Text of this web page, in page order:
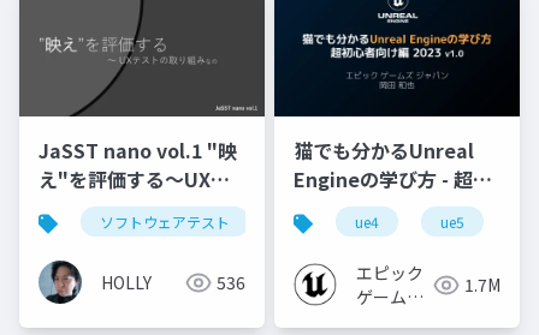
JaSST nano vol.1 "映
え"を評価する～UXテ
ストの取り組みなの
ソフトウェアテスト テスト qa ux
HOLLY 536
猫でも分かるUnreal
Engineの学び方 - 超初
心者向け編 - 2023 v1.0
ue4 ue5
エピック
ゲームズ
1.7M